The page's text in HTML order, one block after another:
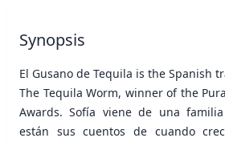
Synopsis
El Gusano de Tequila is the Spanish
The Tequila Worm, winner of the
Awards. Sofía viene de una
están sus cuentos de cuando